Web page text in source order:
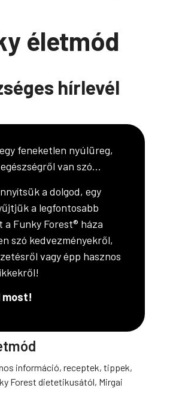
életmód
hírlevél
feneketlen nyúlüreg,
van szó…
a dolgod, egy
a legfontosabb
Funky Forest® háza
szó kedvezményekről,
vagy épp hasznos
most!
információ, receptek, tippek,
Forest dietetikusától, Mirgai